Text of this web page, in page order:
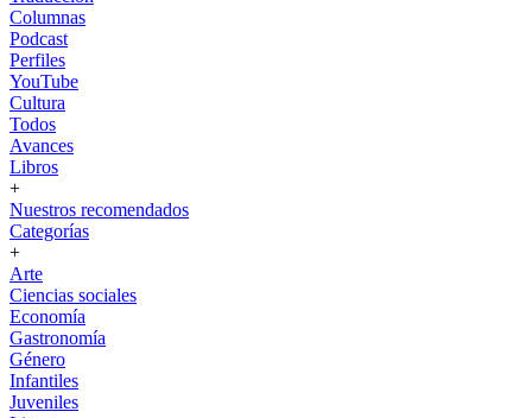
Columnas
Podcast
Perfiles
YouTube
Cultura
Todos
Avances
Libros
+
Nuestros recomendados
Categorías
+
Arte
Ciencias sociales
Economía
Gastronomía
Género
Infantiles
Juveniles